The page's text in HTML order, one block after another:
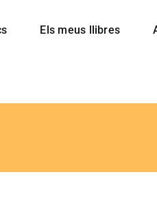
Els meus llibres